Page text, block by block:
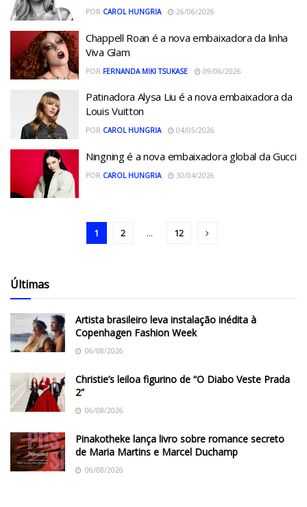
POR CAROL HUNGRIA 26/06/2026
Chappell Roan é a nova embaixadora da linha
Viva Glam
POR FERNANDA MIKI TSUKASE 09/06/2026
Patinadora Alysa Liu é a nova embaixadora da
Louis Vuitton
POR CAROL HUNGRIA 04/05/2026
Ningning é a nova embaixadora global da Gucci
POR CAROL HUNGRIA 30/04/2026
1 2 ... 12
Últimas
Artista brasileiro leva instalação inédita à
Copenhagen Fashion Week
06/08/2026
Christie’s leiloa figurino de “O Diabo Veste Prada
2”
06/08/2026
Pinakotheke lança livro sobre romance secreto
de Maria Martins e Marcel Duchamp
06/08/2026